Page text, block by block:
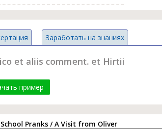
Заработать на знаниях
et aliis comment. et Hirtii
пример
Pranks / A Visit from Oliver